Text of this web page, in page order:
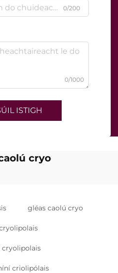
0/200
0/1000
ISTIGH
cryo
gléas caolú cryo
cryolipolais
criolipólais